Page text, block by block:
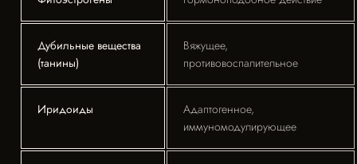
Дубильные вещества
(танины)
Вяжущее,
противовоспалительное
Иридоиды
Адаптогенное,
иммуномодулирующее